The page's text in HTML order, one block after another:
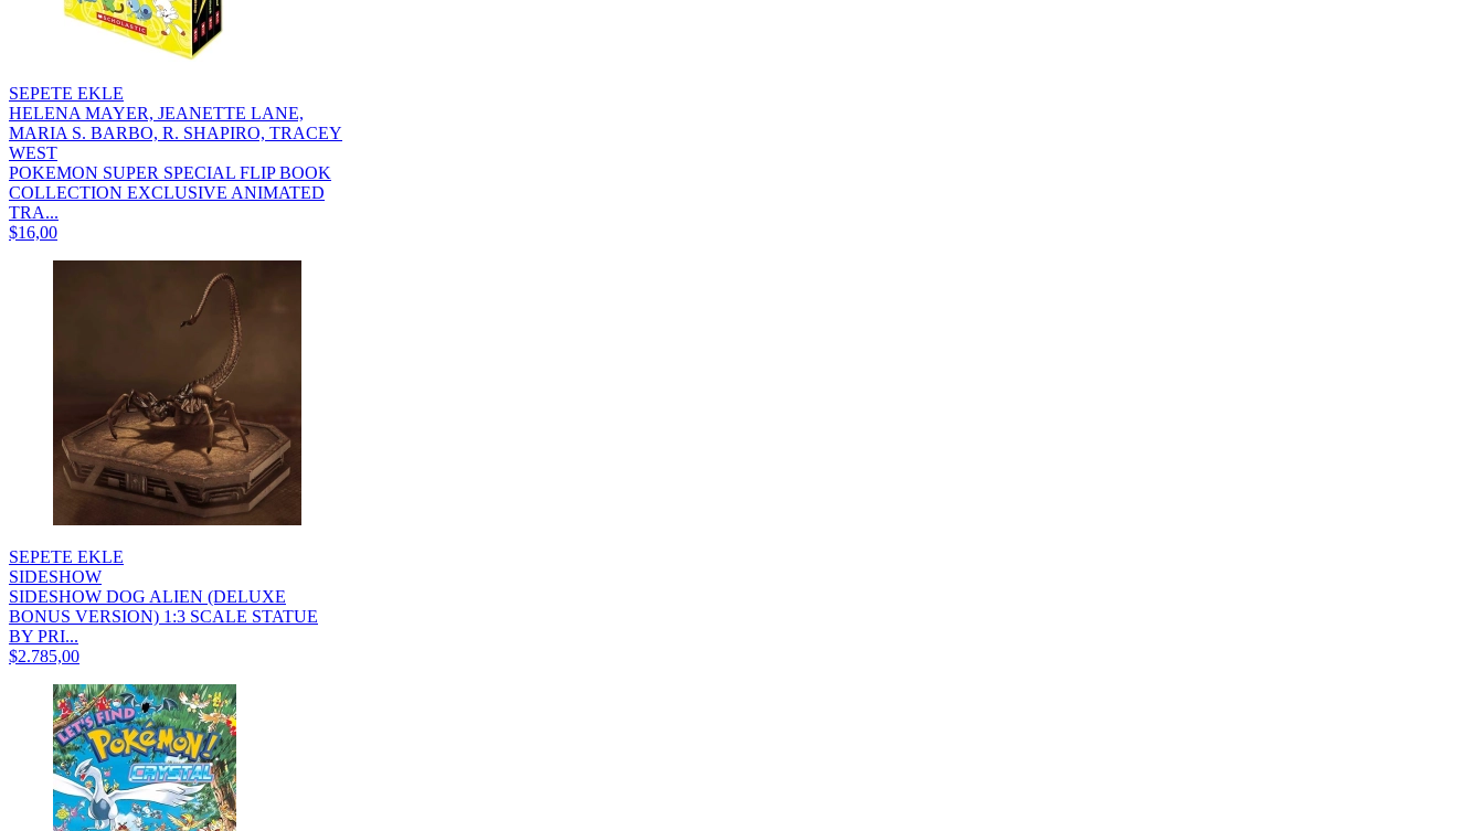
SEPETE EKLE
HELENA MAYER, JEANETTE LANE,
MARIA S. BARBO, R. SHAPIRO, TRACEY
WEST
POKEMON SUPER SPECIAL FLIP BOOK
COLLECTION EXCLUSIVE ANIMATED
TRA...
$16,00
SEPETE EKLE
SIDESHOW
SIDESHOW DOG ALIEN (DELUXE
BONUS VERSION) 1:3 SCALE STATUE
BY PRI...
$2.785,00